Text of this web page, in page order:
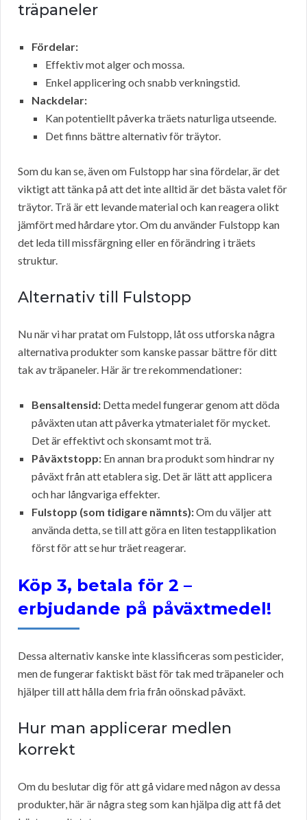
träpaneler
Fördelar:
Effektiv mot alger och mossa.
Enkel applicering och snabb verkningstid.
Nackdelar:
Kan potentiellt påverka träets naturliga utseende.
Det finns bättre alternativ för träytor.
Som du kan se, även om Fulstopp har sina fördelar, är det
viktigt att tänka på att det inte alltid är det bästa valet för
träytor. Trä är ett levande material och kan reagera olikt
jämfört med hårdare ytor. Om du använder Fulstopp kan
det leda till missfärgning eller en förändring i träets
struktur.
Alternativ till Fulstopp
Nu när vi har pratat om Fulstopp, låt oss utforska några
alternativa produkter som kanske passar bättre för ditt
tak av träpaneler. Här är tre rekommendationer:
Bensaltensid: Detta medel fungerar genom att döda
påväxten utan att påverka ytmaterialet för mycket.
Det är effektivt och skonsamt mot trä.
Påväxtstopp: En annan bra produkt som hindrar ny
påväxt från att etablera sig. Det är lätt att applicera
och har långvariga effekter.
Fulstopp (som tidigare nämnts):Om du väljer att
använda detta, se till att göra en liten testapplikation
först för att se hur träet reagerar.
Köp 3, betala för 2 –
erbjudande på påväxtmedel!
Dessa alternativ kanske inte klassificeras som pesticider,
men de fungerar faktiskt bäst för tak med träpaneler och
hjälper till att hålla dem fria från oönskad påväxt.
Hur man applicerar medlen
korrekt
Om du beslutar dig för att gå vidare med någon av dessa
produkter, här är några steg som kan hjälpa dig att få det